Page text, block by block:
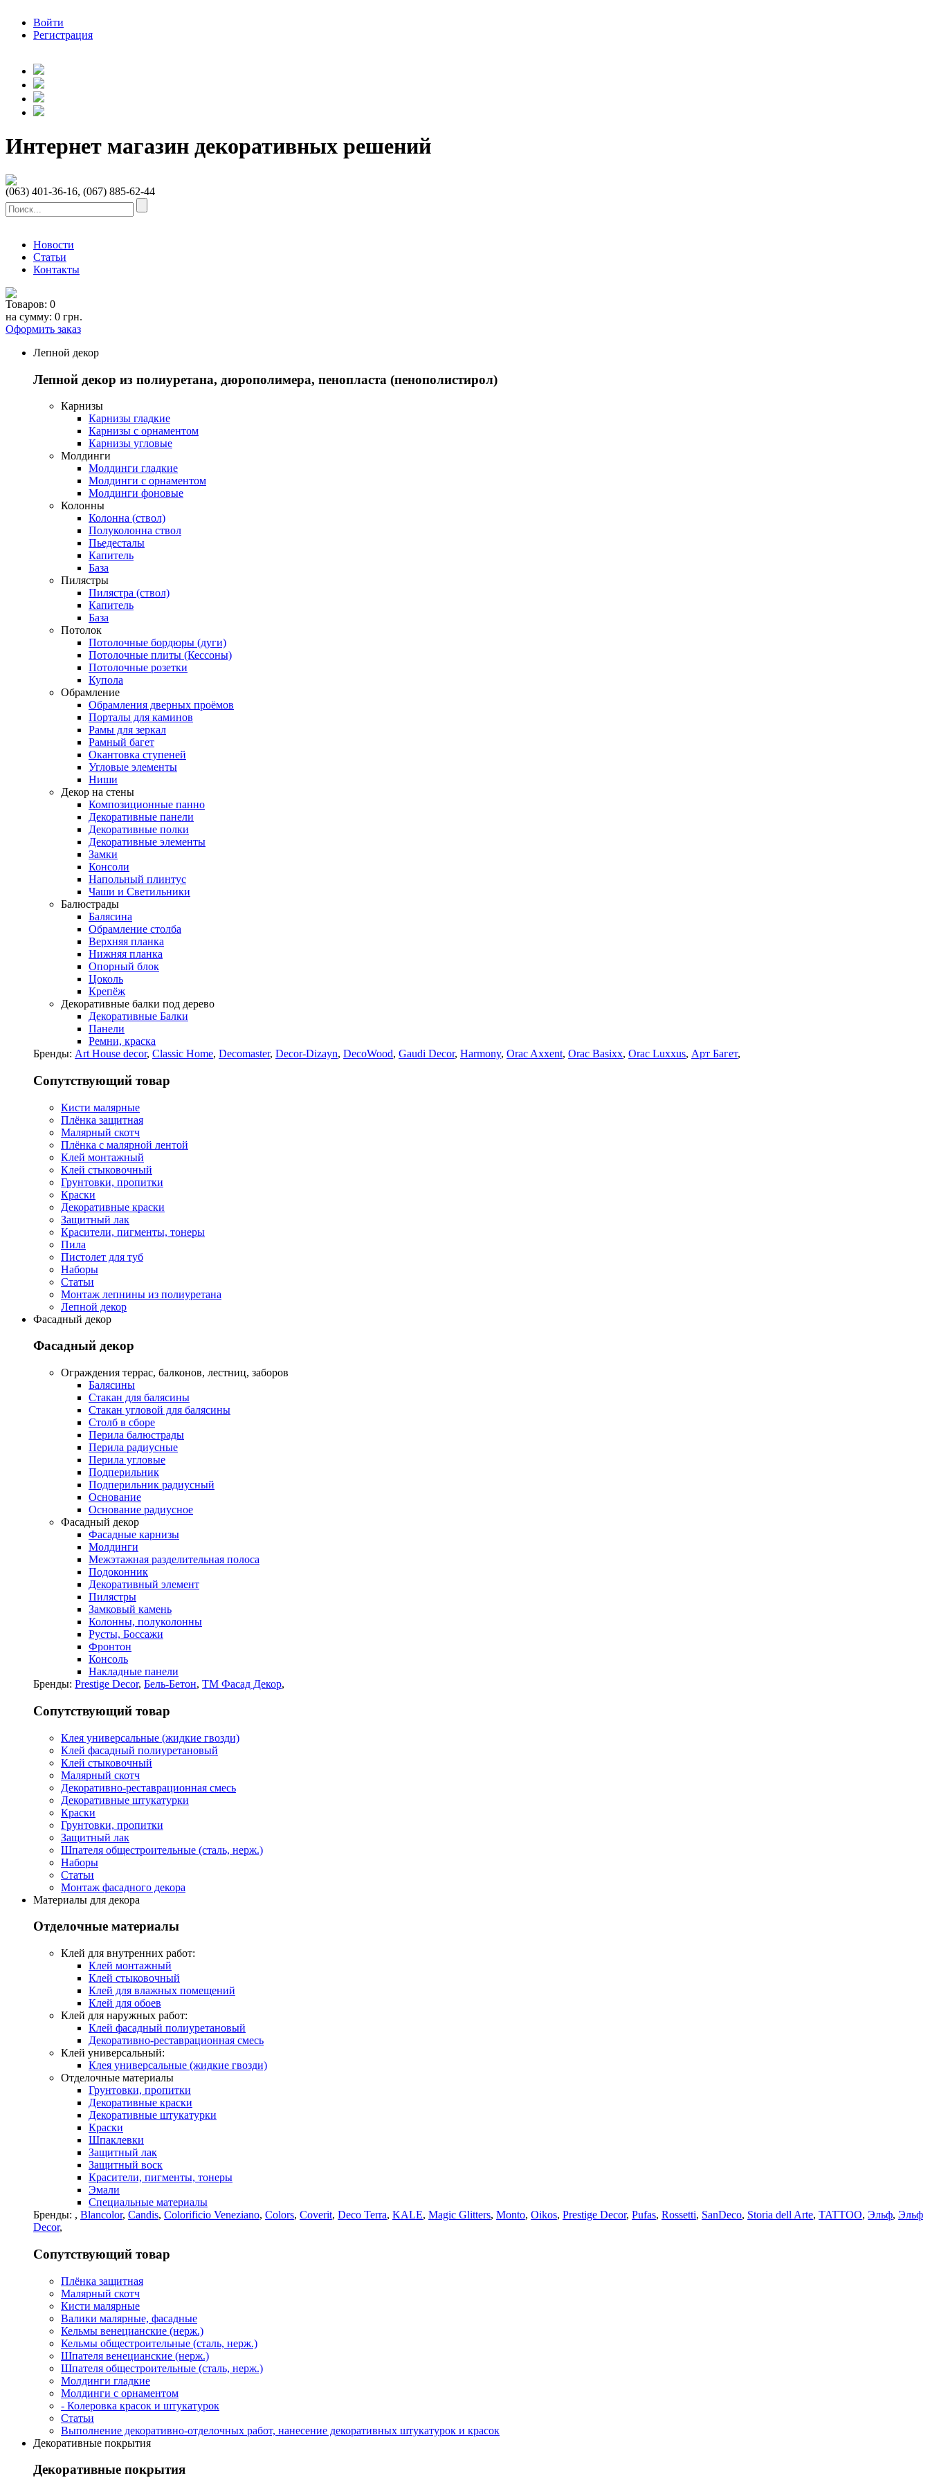
Войти
Регистрация
Интернет магазин декоративных решений
(063) 401-36-16, (067) 885-62-44
Новости
Статьи
Контакты
Товаров: 0
на сумму: 0 грн.
Оформить заказ
Лепной декор
Лепной декор из полиуретана, дюрополимера, пенопласта (пенополистирол)
Карнизы
Карнизы гладкие
Карнизы с орнаментом
Карнизы угловые
Молдинги
Молдинги гладкие
Молдинги с орнаментом
Молдинги фоновые
Колонны
Колонна (ствол)
Полуколонна ствол
Пьедесталы
Капитель
База
Пилястры
Пилястра (ствол)
Капитель
База
Потолок
Потолочные бордюры (дуги)
Потолочные плиты (Кессоны)
Потолочные розетки
Купола
Обрамление
Обрамления дверных проёмов
Порталы для каминов
Рамы для зеркал
Рамный багет
Окантовка ступеней
Угловые элементы
Ниши
Декор на стены
Композиционные панно
Декоративные панели
Декоративные полки
Декоративные элементы
Замки
Консоли
Напольный плинтус
Чаши и Светильники
Балюстрады
Балясина
Обрамление столба
Верхняя планка
Нижняя планка
Опорный блок
Цоколь
Крепёж
Декоративные балки под дерево
Декоративные Балки
Панели
Ремни, краска
Бренды: Art House decor, Classic Home, Decomaster, Decor-Dizayn, DecoWood, Gaudi Decor, Harmony, Orac Axxent, Orac Basixx, Orac Luxxus, Арт Багет,
Сопутствующий товар
Кисти малярные
Плёнка защитная
Малярный скотч
Плёнка с малярной лентой
Клей монтажный
Клей стыковочный
Грунтовки, пропитки
Краски
Декоративные краски
Защитный лак
Красители, пигменты, тонеры
Пила
Пистолет для туб
Наборы
Статьи
Монтаж лепнины из полиуретана
Лепной декор
Фасадный декор
Фасадный декор
Oграждения террас, балконов, лестниц, заборов
Балясины
Стакан для балясины
Стакан угловой для балясины
Столб в сборе
Перила балюстрады
Перила радиусные
Перила угловые
Подперильник
Подперильник радиусный
Основание
Основание радиусное
Фасадный декор
Фасадные карнизы
Молдинги
Межэтажная разделительная полоса
Подоконник
Декоративный элемент
Пилястры
Замковый камень
Колонны, полуколонны
Русты, Боссажи
Фронтон
Консоль
Накладные панели
Бренды: Prestige Decor, Бель-Бетон, ТМ Фасад Декор,
Сопутствующий товар
Клея универсальные (жидкие гвозди)
Клей фасадный полиуретановый
Клей стыковочный
Малярный скотч
Декоративно-реставрационная смесь
Декоративные штукатурки
Краски
Грунтовки, пропитки
Защитный лак
Шпателя общестроительные (сталь, нерж.)
Наборы
Статьи
Монтаж фасадного декора
Материалы для декора
Отделочные материалы
Клей для внутренних работ:
Клей монтажный
Клей стыковочный
Клей для влажных помещений
Клей для обоев
Клей для наружных работ:
Клей фасадный полиуретановый
Декоративно-реставрационная смесь
Клей универсальный:
Клея универсальные (жидкие гвозди)
Отделочные материалы
Грунтовки, пропитки
Декоративные краски
Декоративные штукатурки
Краски
Шпаклевки
Защитный лак
Защитный воск
Красители, пигменты, тонеры
Эмали
Специальные материалы
Бренды: , Blancolor, Candis, Colorificio Veneziano, Colors, Coverit, Deco Terra, KALE, Magic Glitters, Monto, Oikos, Prestige Decor, Pufas, Rossetti, SanDeco, Storia dell Arte, TATTOO, Эльф, Эльф
Decor,
Сопутствующий товар
Плёнка защитная
Малярный скотч
Кисти малярные
Валики малярные, фасадные
Кельмы венецианские (нерж.)
Кельмы общестроительные (сталь, нерж.)
Шпателя венецианские (нерж.)
Шпателя общестроительные (сталь, нерж.)
Молдинги гладкие
Молдинги с орнаментом
- Колеровка красок и штукатурок
Статьи
Выполнение декоративно-отделочных работ, нанесение декоративных штукатурок и красок
Декоративные покрытия
Декоративные покрытия